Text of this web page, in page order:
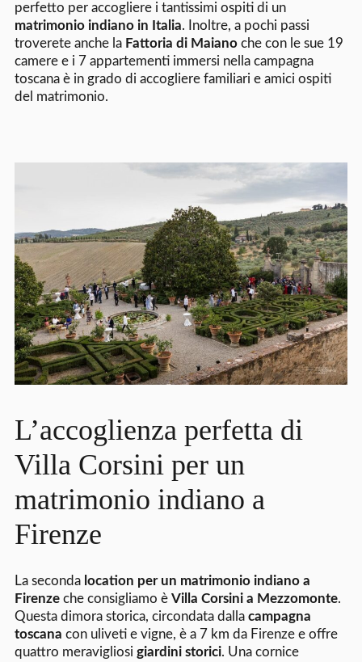
perfetto per accogliere i tantissimi ospiti di un
matrimonio indiano in Italia. Inoltre, a pochi passi
troverete anche la Fattoria di Maianoche con le sue 19
camere e i 7 appartementi immersi nella campagna
toscana è in grado di accogliere familiari e amici ospiti
del matrimonio.
L’accoglienza perfetta di
Villa Corsini per un
matrimonio indiano a
Firenze
La seconda location per un matrimonio indiano a
Firenzeche consigliamo è Villa Corsini a Mezzomonte.
Questa dimora storica, circondata dalla campagna
toscana con uliveti e vigne, è a 7 km da Firenze e offre
quattro meravigliosi giardini storici. Una cornice